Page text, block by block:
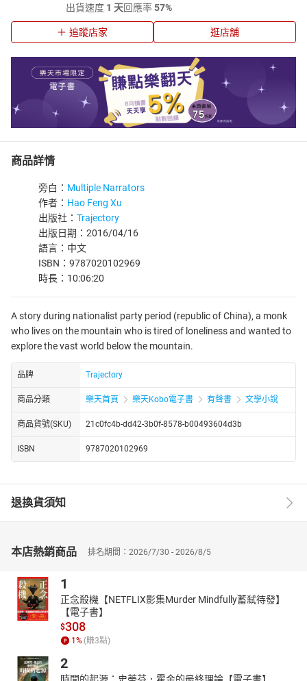
出貨速度 1 天回應率57%
追蹤店家 逛店舖
商品詳情
旁白： Multiple Narrators
作者： Hao Feng Xu
出版社： Trajectory
出版日期：2016/04/16
語言：中文
ISBN：9787020102969
時長：10:06:20
A story during nationalist party period (republic of China), a monk
who lives on the mountain who is tired of loneliness and wanted to
explore the vast world below the mountain.
品牌 Trajectory
商品分類 樂天首頁 樂天Kobo電子書 有聲書 文學小說
商品貨號(SKU) 21c0fc4b-dd42-3b0f-8578-b00493604d3b
ISBN 9787020102969
退換貨須知
本店熱銷商品 排名期間：2026/7/30 - 2026/8/5
1
正念殺機【NETFLIX影集Murder Mindfully蓄弒待發】
【電子書】
$308
1% (賺3點)
2
時間的起源：史蒂芬．霍金的最終理論【電子書】